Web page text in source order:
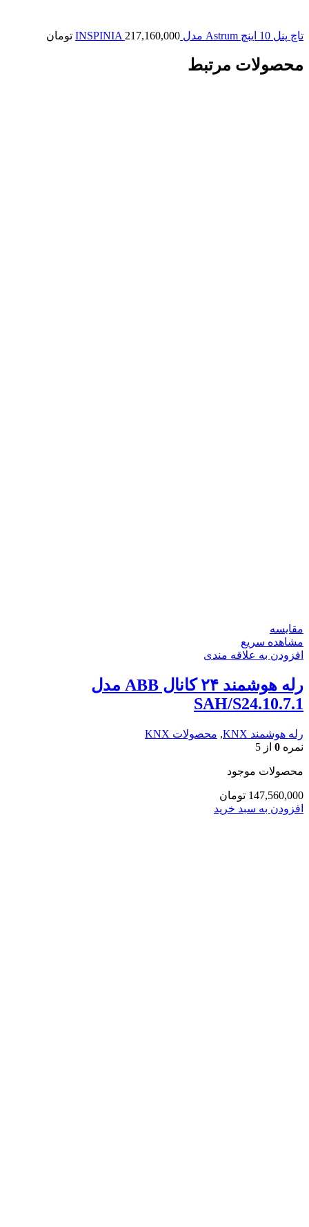
تاچ پنل 10 اینچ Astrum مدل INSPINIA 217,160,000 تومان
محصولات مرتبط
مقایسه
مشاهده سریع
افزودن به علاقه مندی
رله هوشمند ۲۴ کانال ABB مدل
SAH/S24.10.7.1
رله هوشمند KNX , محصولات KNX
نمره 0 از 5
محصولات موجود
147,560,000 تومان
افزودن به سبد خرید